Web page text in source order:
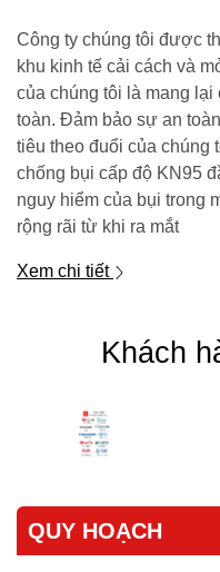
Công ty chúng tôi được
khu kinh tế cải cách và
của chúng tôi là mang
toàn. Đảm bảo sự an
tiêu theo đuổi của chúng
chống bụi cấp độ KN95
nguy hiểm của bụi trong
rộng rãi từ khi ra mắt
Xem chi tiết
Khách
QUY HOẠCH